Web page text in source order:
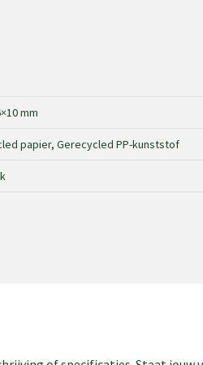
mm
papier, Gerecycled PP-kunststof